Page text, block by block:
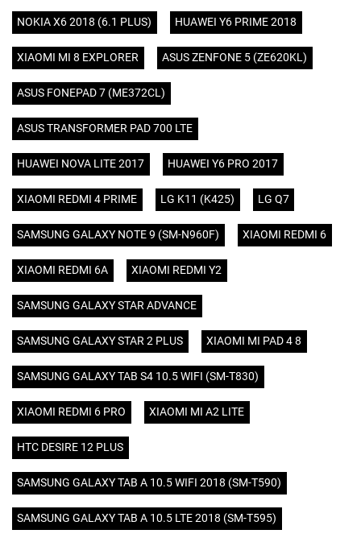
NOKIA X6 2018 (6.1 PLUS) HUAWEI Y6 PRIME 2018
XIAOMI MI 8 EXPLORER ASUS ZENFONE 5 (ZE620KL)
ASUS FONEPAD 7 (ME372CL)
ASUS TRANSFORMER PAD 700 LTE
HUAWEI NOVA LITE 2017 HUAWEI Y6 PRO 2017
XIAOMI REDMI 4 PRIME LG K11 (K425) LG Q7
SAMSUNG GALAXY NOTE 9 (SM-N960F) XIAOMI REDMI 6
XIAOMI REDMI 6A XIAOMI REDMI Y2
SAMSUNG GALAXY STAR ADVANCE
SAMSUNG GALAXY STAR 2 PLUS XIAOMI MI PAD 4 8
SAMSUNG GALAXY TAB S4 10.5 WIFI (SM-T830)
XIAOMI REDMI 6 PRO XIAOMI MI A2 LITE
HTC DESIRE 12 PLUS
SAMSUNG GALAXY TAB A 10.5 WIFI 2018 (SM-T590)
SAMSUNG GALAXY TAB A 10.5 LTE 2018 (SM-T595)